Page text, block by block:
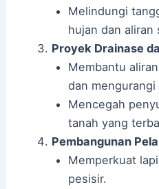
Melindungi
hujan dan aliran
Proyek Drainase
Membantu
dan mengurangi
Mencegah
tanah yang
Pembangunan
Memperkuat
pesisir.